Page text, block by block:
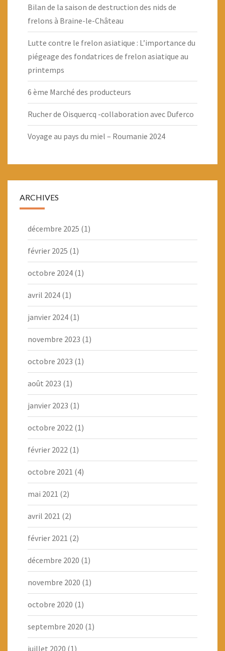
Bilan de la saison de destruction des nids de
frelons à Braine-le-Château
Lutte contre le frelon asiatique : L’importance du
piégeage des fondatrices de frelon asiatique au
printemps
6 ème Marché des producteurs
Rucher de Oisquercq -collaboration avec Duferco
Voyage au pays du miel – Roumanie 2024
ARCHIVES
décembre 2025 (1)
février 2025 (1)
octobre 2024 (1)
avril 2024 (1)
janvier 2024 (1)
novembre 2023 (1)
octobre 2023 (1)
août 2023 (1)
janvier 2023 (1)
octobre 2022 (1)
février 2022 (1)
octobre 2021 (4)
mai 2021 (2)
avril 2021 (2)
février 2021 (2)
décembre 2020 (1)
novembre 2020 (1)
octobre 2020 (1)
septembre 2020 (1)
juillet 2020 (1)